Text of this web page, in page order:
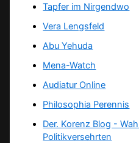
Tapfer im Nirgendwo
Vera Lengsfeld
Abu Yehuda
Mena-Watch
Audiatur Online
Philosophia Perennis
Der. Korenz Blog -
Politikversehrten